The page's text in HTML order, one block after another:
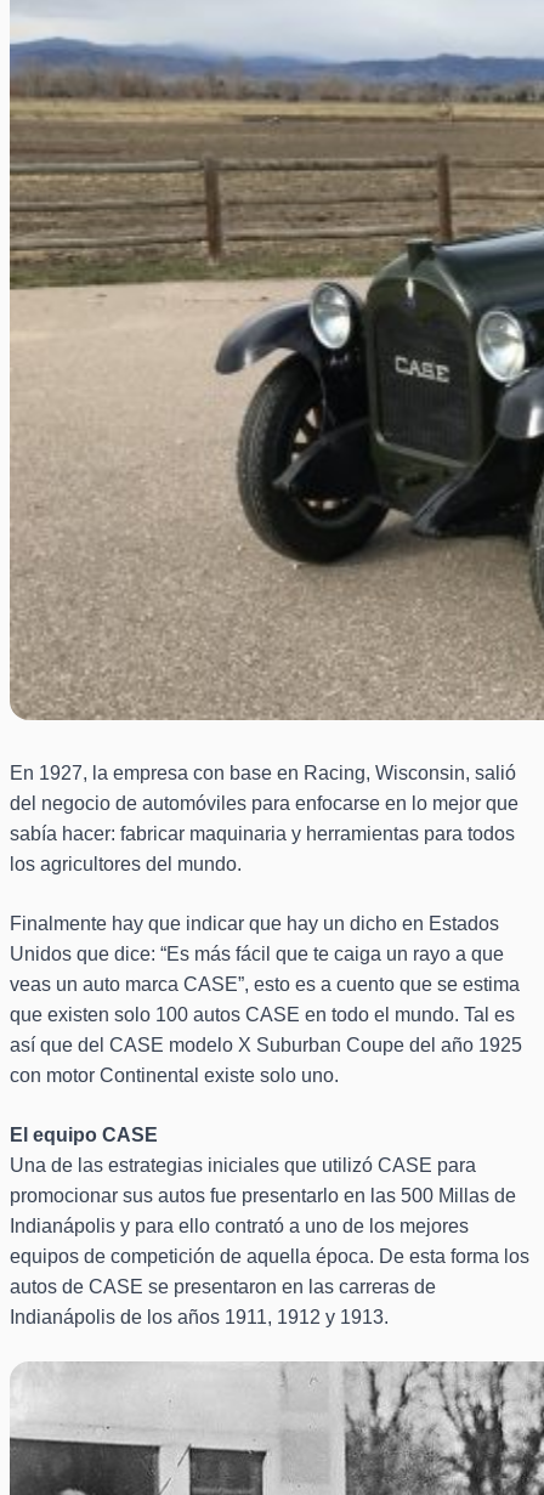
En 1927, la empresa con base en Racing, Wisconsin, salió
del negocio de automóviles para enfocarse en lo mejor que
sabía hacer: fabricar maquinaria y herramientas para todos
los agricultores del mundo.
Finalmente hay que indicar que hay un dicho en Estados
Unidos que dice: “Es más fácil que te caiga un rayo a que
veas un auto marca CASE”, esto es a cuento que se estima
que existen solo 100 autos CASE en todo el mundo. Tal es
así que del CASE modelo X Suburban Coupe del año 1925
con motor Continental existe solo uno.
El equipo CASE
Una de las estrategias iniciales que utilizó CASE para
promocionar sus autos fue presentarlo en las 500 Millas de
Indianápolis y para ello contrató a uno de los mejores
equipos de competición de aquella época. De esta forma los
autos de CASE se presentaron en las carreras de
Indianápolis de los años 1911, 1912 y 1913.